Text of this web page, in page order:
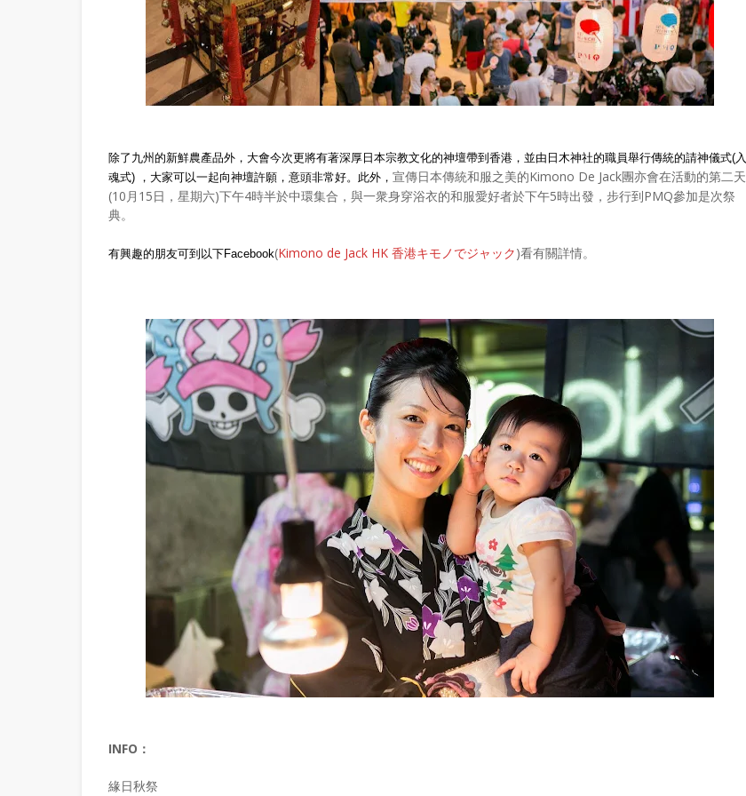
除了九州的新鮮農產品外，大會今次更將有著深厚日本宗教文化的神壇帶到香港，並由日木神社的職員舉行傳統的請神儀式(入
魂式) ，大家可以一起向神壇許願，意頭非常好。此外， 宣傳日本傳統和服之美的Kimono De Jack團亦會在活動的第二天
(10月15日，星期六)下午4時半於中環集合，與一衆身穿浴衣的和服愛好者於下午5時出發，步行到PMQ參加是次祭
典。
有興趣的朋友可到以下Facebook(Kimono de Jack HK 香港キモノでジャック)看有關詳情。
INFO：
緣日秋祭